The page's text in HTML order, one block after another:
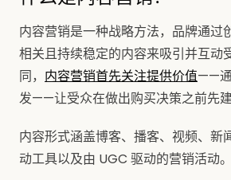
内容营销是一种战略方法，品牌通过
相关且持续稳定的内容来吸引并互动
同， 内容营销首先关注提供价值——通
发——让受众在做出购买决策之前先建
内容形式涵盖博客、播客、视频、新
动工具以及由 UGC 驱动的营销活动。